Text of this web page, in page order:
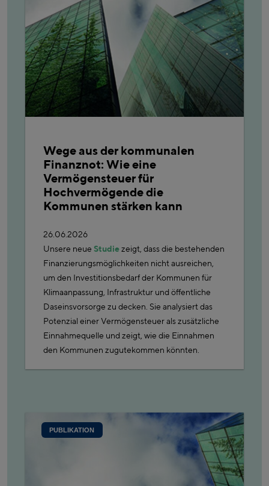
Wege aus der kommunalen
Finanznot: Wie eine
Vermögensteuer für
Hochvermögende die
Kommunen stärken kann
26.06.2026
Unsere neue Studiezeigt, dass die bestehenden
Finanzierungsmöglichkeiten nicht ausreichen,
um den Investitionsbedarf der Kommunen für
Klimaanpassung, Infrastruktur und öffentliche
Daseinsvorsorge zu decken. Sie analysiert das
Potenzial einer Vermögensteuer als zusätzliche
Einnahmequelle und zeigt, wie die Einnahmen
den Kommunen zugutekommen könnten.
PUBLIKATION